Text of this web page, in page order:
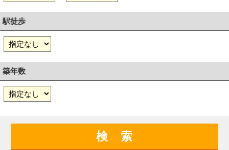
駅徒歩
築年数